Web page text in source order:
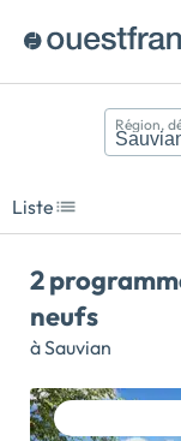
Région,
Liste
2
neufs
à Sauvian